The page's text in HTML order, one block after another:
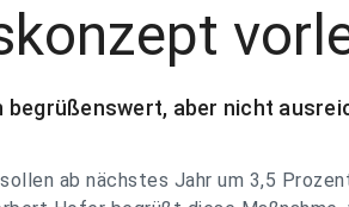
begrüßenswert, aber nicht
ab nächstes Jahr um 3,5